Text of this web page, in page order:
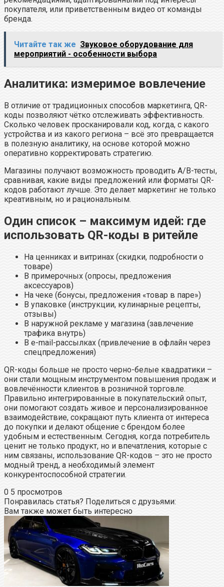
покупателя, или приветственным видео от команды
бренда.
Читайте так же Звуковое оборудование для
мероприятий - особенности выбора
Аналитика: измеримое вовлечение
В отличие от традиционных способов маркетинга, QR-
коды позволяют чётко отслеживать эффективность.
Сколько человек просканировали код, когда, с какого
устройства и из какого региона – всё это превращается
в полезную аналитику, на основе которой можно
оперативно корректировать стратегию.
Магазины получают возможность проводить A/B-тесты,
сравнивая, какие виды предложений или форматы QR-
кодов работают лучше. Это делает маркетинг не только
креативным, но и рациональным.
Один список – максимум идей: где
использовать QR-коды в ритейле
На ценниках и витринах (скидки, подробности о
товаре)
В примерочных (опросы, предложения
аксессуаров)
На чеке (бонусы, предложения «товар в паре»)
В упаковке (инструкции, кулинарные рецепты,
отзывы)
В наружной рекламе у магазина (завлечение
трафика внутрь)
В e-mail-рассылках (привлечение в офлайн через
спецпредложения)
QR-коды больше не просто черно-белые квадратики –
они стали мощным инструментом повышения продаж и
вовлечённости клиентов в розничной торговле.
Правильно интегрированные в покупательский опыт,
они помогают создать живое и персонализированное
взаимодействие, сокращают путь клиента от интереса
до покупки и делают общение с брендом более
удобным и естественным. Сегодня, когда потребитель
ценит не только продукт, но и впечатления, которые с
ним связаны, использование QR-кодов – это не просто
модный тренд, а необходимый элемент
конкурентоспособной стратегии.
0 5 просмотров
Понравилась статья? Поделиться с друзьями:
Вам также может быть интересно